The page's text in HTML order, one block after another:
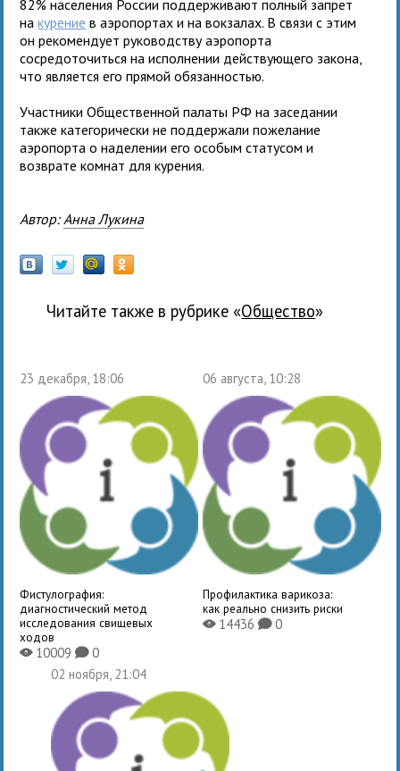
82% населения России поддерживают полный запрет
накурение в аэропортах и на вокзалах. В связи с этим
он рекомендует руководству аэропорта
сосредоточиться на исполнении действующего закона,
что является его прямой обязанностью.
Участники Общественной палаты РФ на заседании
также категорически не поддержали пожелание
аэропорта о наделении его особым статусом и
возврате комнат для курения.
Автор: Анна Лукина
Читайте также в рубрике « общество»
23 декабря, 18:06
Фистулография:
диагностический метод
исследования свищевых
ходов
X10009K0
06 августа, 10:28
Профилактика варикоза:
как реально снизить риски
X14436 K0
02 ноября, 21:04